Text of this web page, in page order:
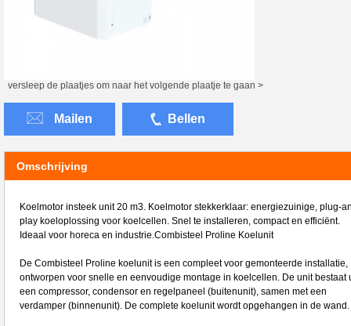
versleep de plaatjes om naar het volgende plaatje te gaan >
Mailen Bellen
Omschrijving
Koelmotor insteek unit 20 m3. Koelmotor stekkerklaar: energiezuinige, plug-
play koeloplossing voor koelcellen. Snel te installeren, compact en efficiënt.
Ideaal voor horeca en industrie.Combisteel Proline Koelunit
De Combisteel Proline koelunit is een compleet voor gemonteerde installatie,
ontworpen voor snelle en eenvoudige montage in koelcellen. De unit bestaat
een compressor, condensor en regelpaneel (buitenunit), samen met een
verdamper (binnenunit). De complete koelunit wordt opgehangen in de wand.